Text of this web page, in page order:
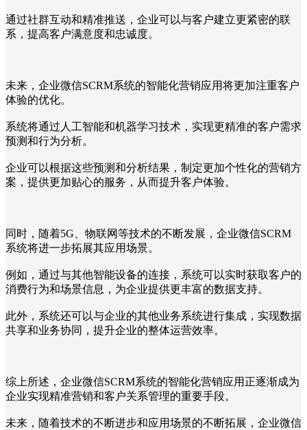
通过社群互动和精准推送，企业可以与客户建立更紧密的联
系，提高客户满意度和忠诚度。
未来，企业微信SCRM系统的智能化营销应用将更加注重客户
体验的优化。
系统将通过人工智能和机器学习技术，实现更精准的客户需求
预测和行为分析。
企业可以根据这些预测和分析结果，制定更加个性化的营销方
案，提供更加贴心的服务，从而提升客户体验。
同时，随着5G、物联网等技术的不断发展，企业微信SCRM
系统将进一步拓展其应用场景。
例如，通过与其他智能设备的连接，系统可以实时获取客户的
消费行为和场景信息，为企业提供更丰富的数据支持。
此外，系统还可以与企业的其他业务系统进行集成，实现数据
共享和业务协同，提升企业的整体运营效率。
综上所述，企业微信SCRM系统的智能化营销应用正逐渐成为
企业实现精准营销和客户关系管理的重要手段。
未来，随着技术的不断进步和应用场景的不断拓展，企业微信